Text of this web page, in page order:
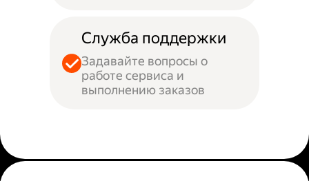
Служба поддержки
Задавайте вопросы о
работе сервиса и
выполнению заказов